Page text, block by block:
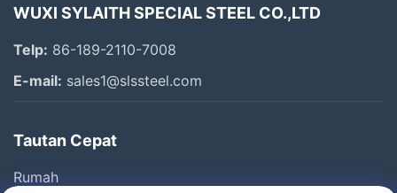
WUXI SYLAITH SPECIAL STEEL CO.,LTD
Telp: 86-189-2110-7008
E-mail: sales1@slssteel.com
Tautan Cepat
Rumah